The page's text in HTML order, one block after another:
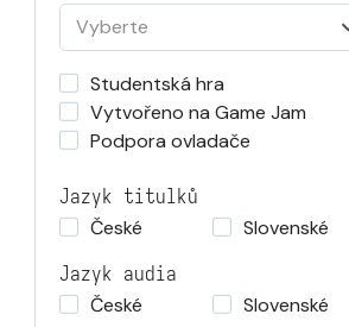
Vyberte
Studentská hra
Vytvořeno na Game Jam
Podpora ovladače
Jazyk titulků
České
Slovenské
Jazyk audia
České
Slovenské